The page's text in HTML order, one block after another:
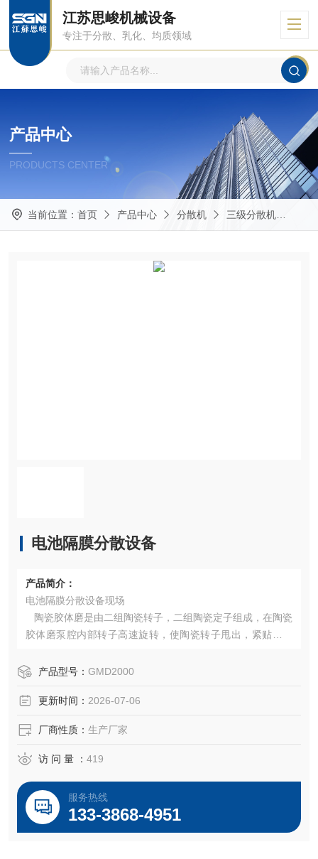
江苏思峻机械设备
专注于分散、乳化、均质领域
产品中心
PRODUCTS CENTER
当前位置： 首页 产品中心 分散机 三级分散机
电池隔膜分散设备
产品简介：
电池隔膜分散设备现场
陶瓷胶体磨是由二组陶瓷转子，二组陶瓷定子组成，在陶瓷
胶体磨泵腔内部转子高速旋转，使陶瓷转子甩出，紧贴陶瓷
效、快速、均匀地将一个相或多个相分布到另一个连续的相
产品型号： GMD2000
更新时间： 2026-07-06
厂商性质： 生产厂家
访 问 量 ： 419
服务热线
133-3868-4951